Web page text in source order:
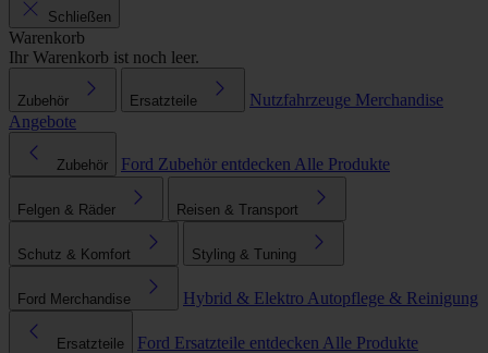
Schließen
Warenkorb
Ihr Warenkorb ist noch leer.
Zubehör Ersatzteile Nutzfahrzeuge Merchandise
Angebote
Zubehör Ford Zubehör entdecken Alle Produkte
Felgen & Räder Reisen & Transport
Schutz & Komfort Styling & Tuning
Ford Merchandise Hybrid & Elektro Autopflege & Reinigung
Ersatzteile Ford Ersatzteile entdecken Alle Produkte